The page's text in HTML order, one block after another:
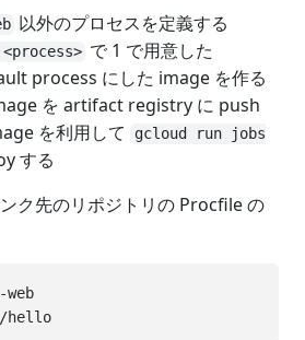
以外のプロセスを定義する
で 1 で用意した
process にした image を作る
を artifact registry に push
を利用して
gcloud run jobs
する
ク先のリポジトリの Procfile の